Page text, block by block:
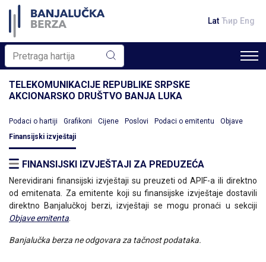
Lat Ћир Eng
TELEKOMUNIKACIJE REPUBLIKE SRPSKE
AKCIONARSKO DRUŠTVO BANJA LUKA
Podaci o hartiji Grafikoni Cijene Poslovi Podaci o emitentu
Objave
Finansijski izvještaji
FINANSIJSKI IZVJEŠTAJI ZA PREDUZEĆA
Nerevidirani finansijski izvještaji su preuzeti od APIF-a ili direktno
od emitenata. Za emitente koji su finansijske izvještaje dostavili
direktno Banjalučkoj berzi, izvještaji se mogu pronaći u sekciji
Objave emitenta
Banjalučka berza ne odgovara za tačnost podataka.